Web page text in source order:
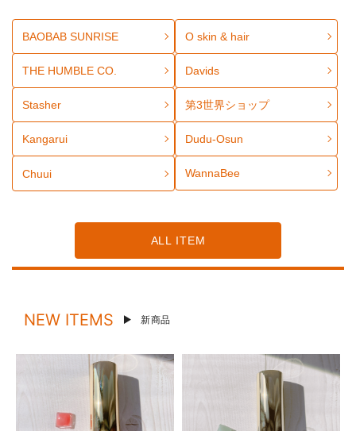
BAOBAB SUNRISE O skin & hair
THE HUMBLE CO. Davids
Stasher 第3世界ショップ
Kangarui Dudu-Osun
Chuui WannaBee
ALL ITEM
NEW ITEMS 新商品